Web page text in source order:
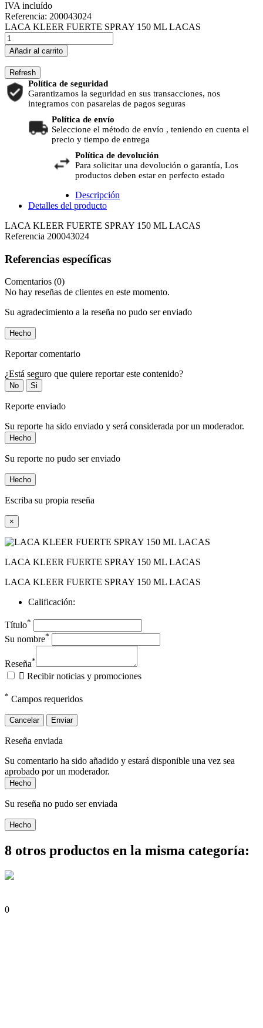
IVA incluído
Referencia: 200043024
LACA KLEER FUERTE SPRAY 150 ML LACAS
Añadir al carrito
Política de seguridad
Garantizamos la seguridad en sus transacciones, nos
integramos con pasarelas de pagos seguras
Política de envío
Seleccione el método de envío , teniendo en cuenta el
precio y tiempo de entrega
Política de devolución
Para solicitar una devolución o garantía, Los
productos deben estar en perfecto estado
Descripción
Detalles del producto
LACA KLEER FUERTE SPRAY 150 ML LACAS
Referencia 200043024
Referencias específicas
Comentarios (0)
No hay reseñas de clientes en este momento.
Su agradecimiento a la reseña no pudo ser enviado
Hecho
Reportar comentario
¿Está seguro que quiere reportar este contenido?
No Si
Reporte enviado
Su reporte ha sido enviado y será considerada por un moderador.
Hecho
Su reporte no pudo ser enviado
Hecho
Escriba su propia reseña
×
LACA KLEER FUERTE SPRAY 150 ML LACAS
LACA KLEER FUERTE SPRAY 150 ML LACAS
Calificación:
Título*
Su nombre*
Reseña*
 Recibir noticias y promociones
* Campos requeridos
Cancelar Enviar
Reseña enviada
Su comentario ha sido añadido y estará disponible una vez sea
aprobado por un moderador.
Hecho
Su reseña no pudo ser enviada
Hecho
8 otros productos en la misma categoría:
0